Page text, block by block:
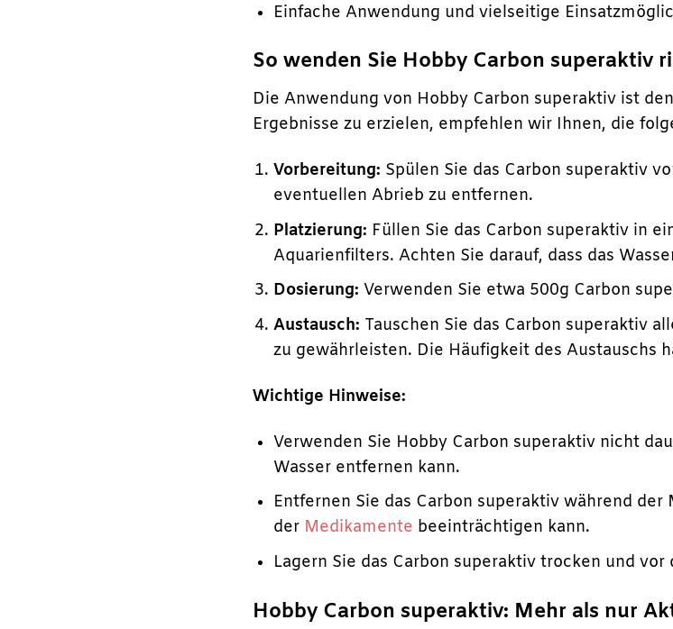
Einfache Anwendung und vielseitige
So wenden Sie Hobby Carbon superaktiv
Die Anwendung von Hobby Carbon superaktiv ist
Ergebnisse zu erzielen, empfehlen wir Ihnen, die
Vorbereitung: Spülen Sie das Carbon superaktiv
eventuellen Abrieb zu entfernen.
Platzierung: Füllen Sie das Carbon superaktiv in
Aquarienfilters. Achten Sie darauf, dass das
Dosierung: Verwenden Sie etwa 500g Carbon
Austausch: Tauschen Sie das Carbon superaktiv
zu gewährleisten. Die Häufigkeit des Austauschs
Wichtige Hinweise:
Verwenden Sie Hobby Carbon superaktiv nicht
Wasser entfernen kann.
Entfernen Sie das Carbon superaktiv während
der Medikamente beeinträchtigen kann.
Lagern Sie das Carbon superaktiv trocken und
Hobby Carbon superaktiv: Mehr als nur